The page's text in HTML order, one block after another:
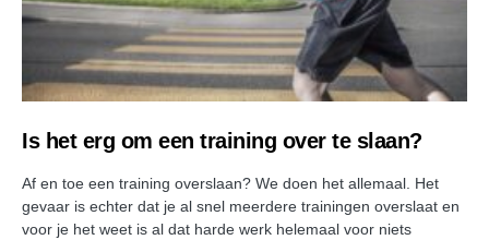
Is het erg om een training over te slaan?
Af en toe een training overslaan? We doen het allemaal. Het
gevaar is echter dat je al snel meerdere trainingen overslaat en
voor je het weet is al dat harde werk helemaal voor niets